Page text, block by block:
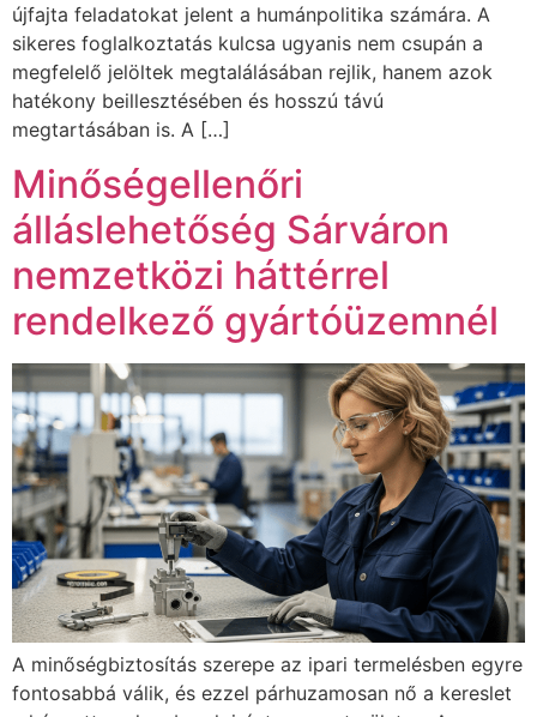
újfajta feladatokat jelent a humánpolitika számára. A
sikeres foglalkoztatás kulcsa ugyanis nem csupán a
megfelelő jelöltek megtalálásában rejlik, hanem azok
hatékony beillesztésében és hosszú távú
megtartásában is. A […]
Minőségellenőri
álláslehetőség Sárváron
nemzetközi háttérrel
rendelkező gyártóüzemnél
A minőségbiztosítás szerepe az ipari termelésben egyre
fontosabbá válik, és ezzel párhuzamosan nő a kereslet